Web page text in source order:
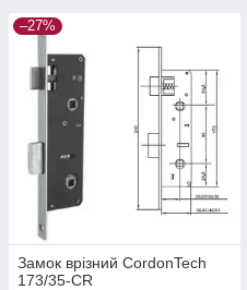
–27%
Замок врізний CordonTech
173/35-CR